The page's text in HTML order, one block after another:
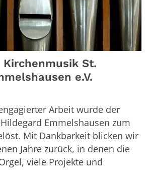
Kirchenmusik St.
e.V.
Arbeit wurde der
Emmelshausen zum
Mit Dankbarkeit blicken wir
Jahre zurück, in denen die
viele Projekte und